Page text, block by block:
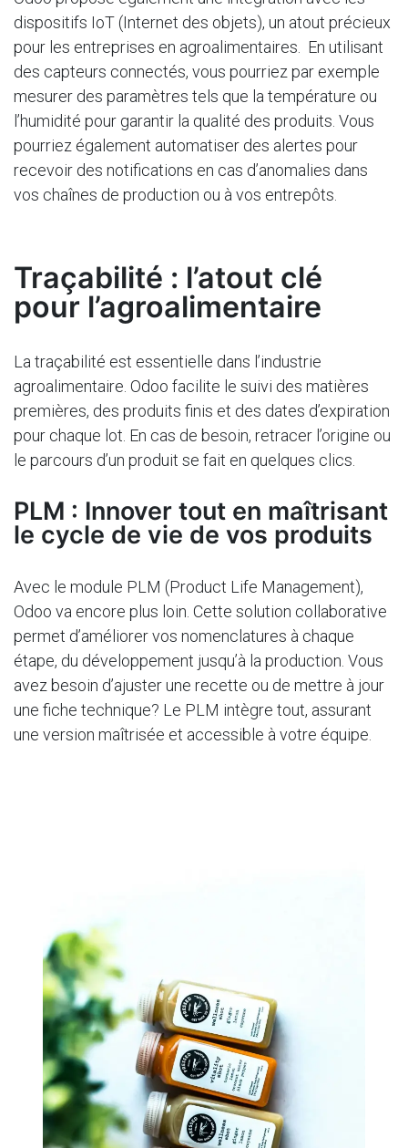
dispositifs IoT (Internet des objets), un atout précieux
pour les entreprises en agroalimentaires. En utilisant
des capteurs connectés, vous pourriez par exemple
mesurer des paramètres tels que la température ou
l’humidité pour garantir la qualité des produits. Vous
pourriez également automatiser des alertes pour
recevoir des notifications en cas d’anomalies dans
vos chaînes de production ou à vos entrepôts.
Traçabilité : l’atout clé
pour l’agroalimentaire
La traçabilité est essentielle dans l’industrie
agroalimentaire. Odoo facilite le suivi des matières
premières, des produits finis et des dates d’expiration
pour chaque lot. En cas de besoin, retracer l’origine ou
le parcours d’un produit se fait en quelques clics.
PLM : Innover tout en maîtrisant
le cycle de vie de vos produits
Avec le module PLM (Product Life Management),
Odoo va encore plus loin. Cette solution collaborative
permet d’améliorer vos nomenclatures à chaque
étape, du développement jusqu’à la production. Vous
avez besoin d’ajuster une recette ou de mettre à jour
une fiche technique? Le PLM intègre tout, assurant
une version maîtrisée et accessible à votre équipe.